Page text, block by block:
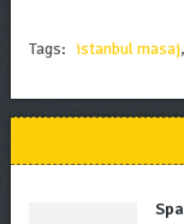
Tags: istanbul masaj,